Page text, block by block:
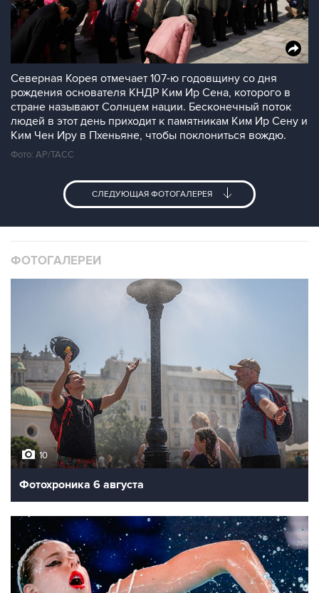
Северная Корея отмечает 107-ю годовщину со дня
рождения основателя КНДР Ким Ир Сена, которого в
стране называют Солнцем нации. Бесконечный поток
людей в этот день приходит к памятникам Ким Ир Сену и
Ким Чен Иру в Пхеньяне, чтобы поклониться вождю.
Фото: AP/ТАСС
СЛЕДУЮЩАЯ ФОТОГАЛЕРЕЯ
ФОТОГАЛЕРЕИ
10
Фотохроника 6 августа